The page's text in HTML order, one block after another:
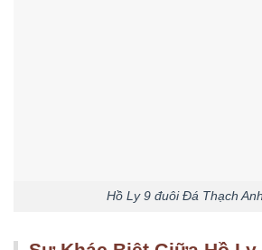
Hồ Ly 9 đuôi Đá Thạch